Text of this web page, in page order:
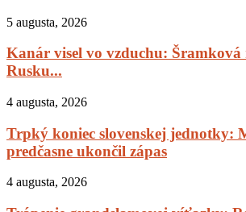
5 augusta, 2026
Kanár visel vo vzduchu: Šramková
Rusku...
4 augusta, 2026
Trpký koniec slovenskej jednotky:
predčasne ukončil zápas
4 augusta, 2026